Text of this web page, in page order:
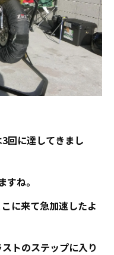
回に達してきまし
ね。
に来て急加速したよ
トのステップに入り